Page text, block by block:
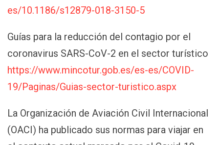
es/10.1186/s12879-018-3150-5
Guías para la reducción del contagio por el
coronavirus SARS-CoV-2 en el sector turístico
https://www.mincotur.gob.es/es-es/COVID-
19/Paginas/Guias-sector-turistico.aspx
La Organización de Aviación Civil Internacional
(OACI) ha publicado sus normas para viajar en